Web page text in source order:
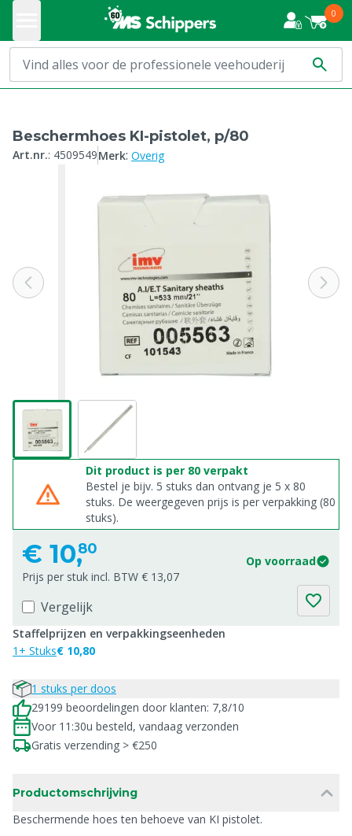
0
Beschermhoes KI-pistolet, p/80
Art.nr.: 4509549Merk: Overig
Dit product is per 80 verpakt
Bestel je bijv. 5 stuks dan ontvang je 5 x 80
stuks. De weergegeven prijs is per verpakking (80
stuks).
€ 10,80
Op voorraad
Prijs per stuk incl. BTW € 13,07
Vergelijk
Staffelprijzen en verpakkingseenheden
1+ Stuks€ 10,80
1 stuks per doos
29199 beoordelingen door klanten: 7,8/10
Voor 11:30u besteld, vandaag verzonden
Gratis verzending > €250
Productomschrijving
Beschermende hoes ten behoeve van KI pistolet.